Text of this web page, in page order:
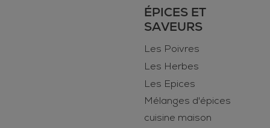
ÉPICES ET
SAVEURS
Les Poivres
Les Herbes
Les Epices
Mélanges d'épices
cuisine maison